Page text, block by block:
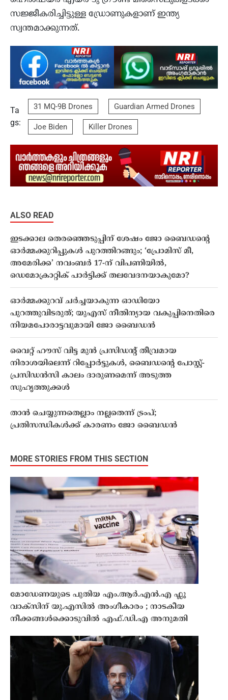
സജ്ജീകരിച്ചിട്ടുള്ള ഡ്രോണുകളാണ് ഇന്ത്യ
സ്വന്തമാക്കുന്നത്.
Ta
gs:
31 MQ-9B Drones Guardian Armed Drones
Joe Biden Killer Drones
ALSO READ
ഇടക്കാല തെരഞ്ഞെടുപ്പിന് ശേഷം ജോ ബൈഡന്റെ
ഓർമ്മക്കുറിപ്പുകൾ പുറത്തിറങ്ങും; ‘പ്രോമിസ് മീ,
അമേരിക്ക’ നവംബർ 17-ന് വിപണിയിൽ,
ഡെമോക്രാറ്റിക് പാർട്ടിക്ക് തലവേദനയാകുമോ?
ഓർമ്മക്കുറവ് ചർച്ചയാകുന്ന ഓഡിയോ
പുറത്തുവിടരുത്; യുഎസ് നീതിന്യായ വകുപ്പിനെതിരെ
നിയമപോരാട്ടവുമായി ജോ ബൈഡൻ
വൈറ്റ് ഹൗസ് വിട്ട മുൻ പ്രസിഡന്‍റ് തീവ്രമായ
നിരാശയിലെന്ന് റിപ്പോർട്ടുകൾ, ബൈഡന്‍റെ പോസ്റ്റ്-
പ്രസിഡൻസി കാലം ദാരുണമെന്ന് അടുത്ത
സുഹൃത്തുക്കൾ
താൻ ചെയ്യുന്നതെല്ലാം നല്ലതെന്ന് ട്രംപ്;
പ്രതിസന്ധികൾക്ക് കാരണം ജോ ബൈഡൻ
MORE STORIES FROM THIS SECTION
മോഡേണയുടെ പുതിയ എം.ആർ.എൻ.എ ഫ്ലൂ
വാക്സിന് യു.എസിൽ അംഗീകാരം ; നാടകീയ
നീക്കങ്ങൾക്കൊടുവിൽ എഫ്.ഡി.എ അനുമതി